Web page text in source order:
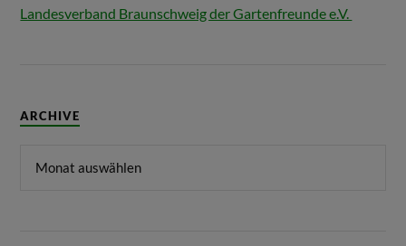
Landesverband Braunschweig der Gartenfreunde e.V.
ARCHIVE